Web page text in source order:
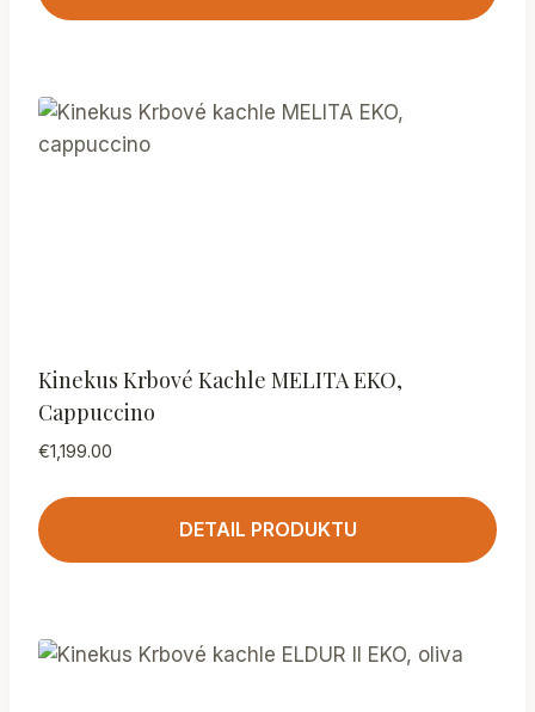
Kinekus Krbové Kachle MELITA EKO,
Cappuccino
€1,199.00
DETAIL PRODUKTU